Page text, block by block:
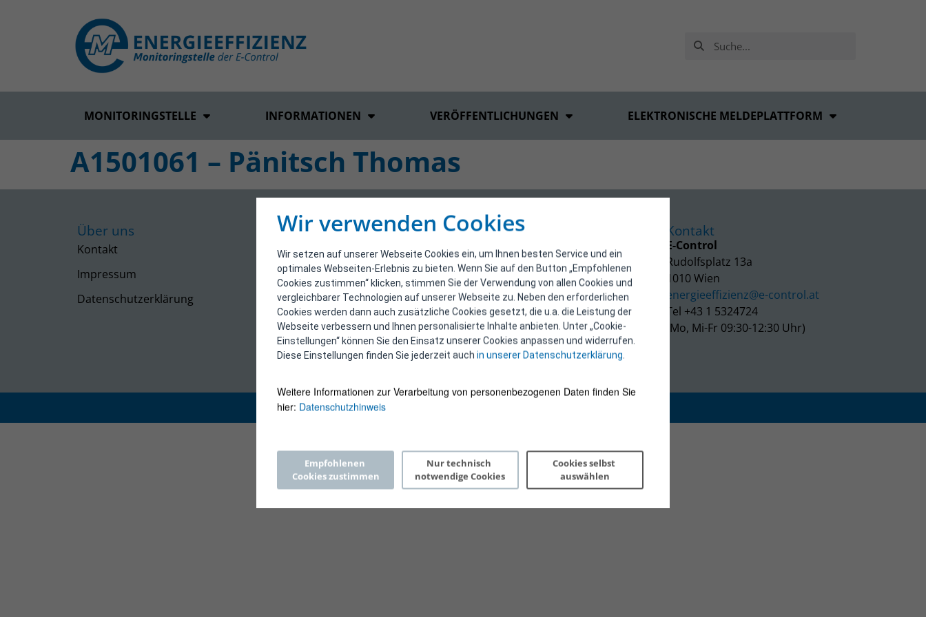
Wir verwenden Cookies
Wir setzen auf unserer Webseite Cookies ein, um Ihnen besten Service und ein
optimales Webseiten-Erlebnis zu bieten. Wenn Sie auf den Button „Empfohlenen
Cookies zustimmen“ klicken, stimmen Sie der Verwendung von allen Cookies und
vergleichbarer Technologien auf unserer Webseite zu. Neben den erforderlichen
Cookies werden dann auch zusätzliche Cookies gesetzt, die u.a. die Leistung der
Webseite verbessern und Ihnen personalisierte Inhalte anbieten. Unter „Cookie-
Einstellungen“ können Sie den Einsatz unserer Cookies anpassen und widerrufen.
Diese Einstellungen finden Sie jederzeit auch in unserer Datenschutzerklärung.
Weitere Informationen zur Verarbeitung von personenbezogenen Daten finden Sie
hier: Datenschutzhinweis
Empfohlenen
Cookies zustimmen
Nur technisch
notwendige Cookies
Cookies selbst
auswählen
MONITORINGSTELLE INFORMATIONEN VERÖFFENTLICHUNGEN ELEKTRONISCHE MELDEPLATTFORM
A1501061 – Pänitsch Thomas
Über uns
Kontakt
Impressum
Datenschutzerklärung
Kontakt
E-Control
Rudolfsplatz 13a
1010 Wien
energieeffizienz@e-control.at
Tel +43 1 5324724
(Mo, Mi-Fr 09:30-12:30 Uhr)